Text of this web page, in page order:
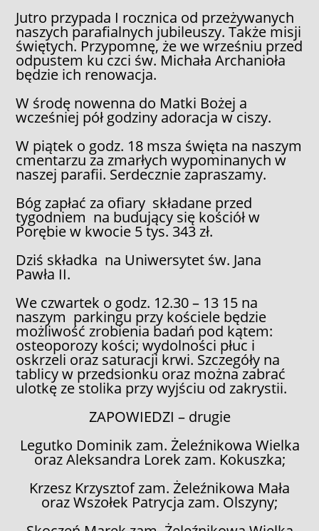
Jutro przypada I rocznica od przeżywanych
naszych parafialnych jubileuszy. Także misji
świętych. Przypomnę, że we wrześniu przed
odpustem ku czci św. Michała Archanioła
będzie ich renowacja.
W środę nowenna do Matki Bożej a
wcześniej pół godziny adoracja w ciszy.
W piątek o godz. 18 msza święta na naszym
cmentarzu za zmarłych wypominanych w
naszej parafii. Serdecznie zapraszamy.
Bóg zapłać za ofiary składane przed
tygodniem na budujący się kościół w
Porębie w kwocie 5 tys. 343 zł.
Dziś składka na Uniwersytet św. Jana
Pawła II.
We czwartek o godz. 12.30 – 13 15 na
naszym parkingu przy kościele będzie
możliwość zrobienia badań pod kątem:
osteoporozy kości; wydolności płuc i
oskrzeli oraz saturacji krwi. Szczegóły na
tablicy w przedsionku oraz można zabrać
ulotkę ze stolika przy wyjściu od zakrystii.
ZAPOWIEDZI – drugie
Legutko Dominik zam. Żeleźnikowa Wielka
oraz Aleksandra Lorek zam. Kokuszka;
Krzesz Krzysztof zam. Żeleźnikowa Mała
oraz Wszołek Patrycja zam. Olszyny;